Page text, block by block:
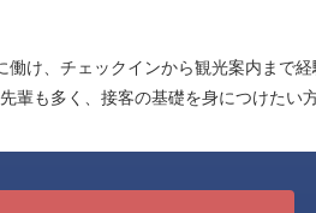
け、チェックインから観光案内まで
も多く、接客の基礎を身につけたい